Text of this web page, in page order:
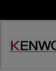
Accessibility